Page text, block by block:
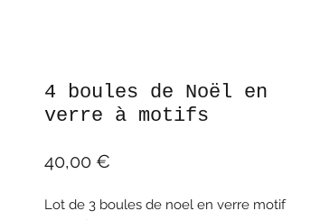
4 boules de Noël en
verre à motifs
40,00 €
Lot de 3 boules de noel en verre motif